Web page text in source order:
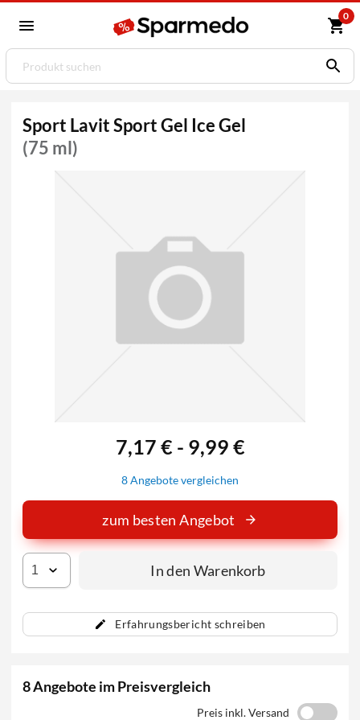
0
Sport Lavit Sport Gel Ice Gel
(75 ml)
Erfahrungsbericht schreiben
7,17 € - 9,99 €
8 Angebote vergleichen
zum besten Angebot
In den Warenkorb
8 Angebote im Preisvergleich
Preis inkl. Versand